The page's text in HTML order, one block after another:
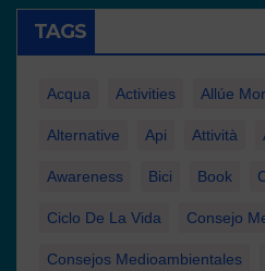
TAGS
Acqua Activities Allúe
Alternative Api Attività
Awareness Bici Book
Ciclo De La Vida Consejo
Consejos Medioambientales